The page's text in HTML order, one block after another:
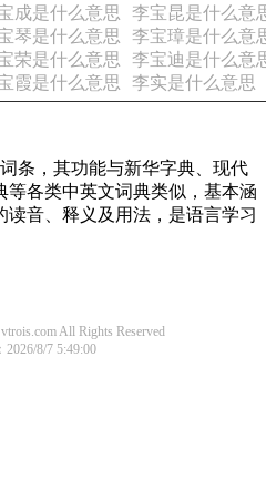
成是什么意思
李宝昆是什么意
琴是什么意思
李宝璋是什么意
荣是什么意思
李宝迪是什么意
霞是什么意思 李实是什么意思
条，其功能与新华字典、现代
各类中英文词典类似，基本涵
音、释义及用法，是语言学习
All Rights Reserved
8/7 5:49:00